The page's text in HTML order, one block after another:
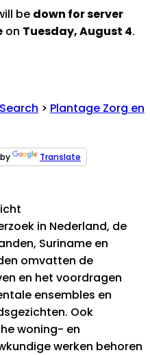
be down for server
on Tuesday, August 4.
> Plantage Zorg en
Translate
in Nederland, de
Suriname en
omvatten de
en het voordragen
ensembles en
Ook
woning- en
werken behoren